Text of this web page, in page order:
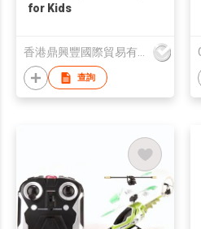
for Kids
香港鼎興豐國際貿易有限公司
查詢